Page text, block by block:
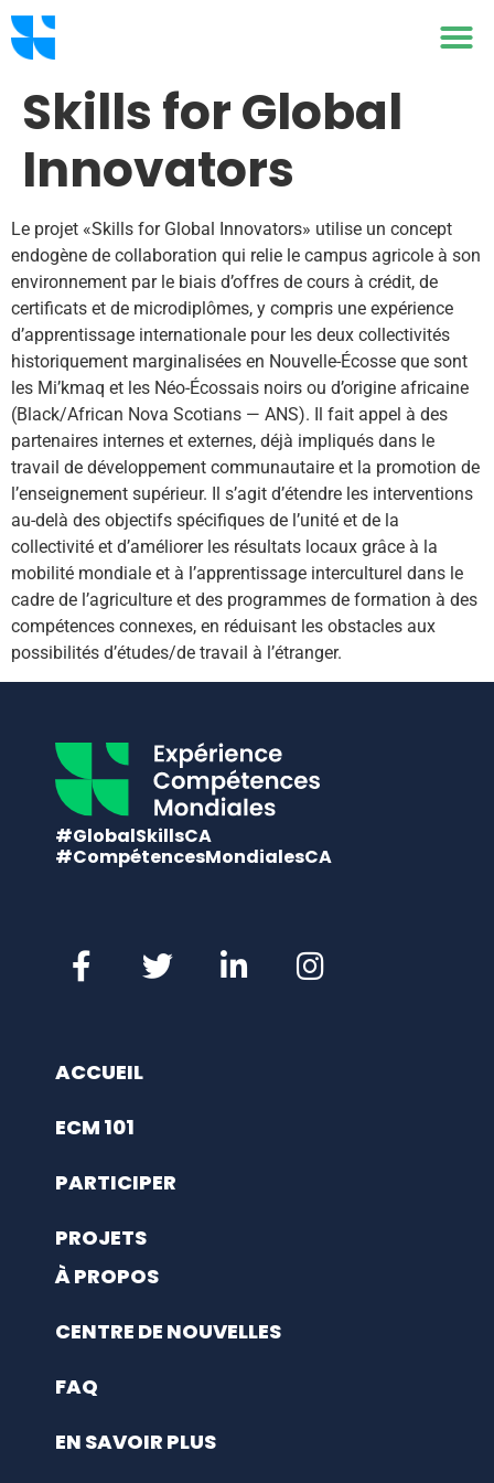
Skills for Global
Innovators
Le projet «Skills for Global Innovators» utilise un concept
endogène de collaboration qui relie le campus agricole à son
environnement par le biais d’offres de cours à crédit, de
certificats et de microdiplômes, y compris une expérience
d’apprentissage internationale pour les deux collectivités
historiquement marginalisées en Nouvelle-Écosse que sont
les Mi’kmaq et les Néo-Écossais noirs ou d’origine africaine
(Black/African Nova Scotians — ANS). Il fait appel à des
partenaires internes et externes, déjà impliqués dans le
travail de développement communautaire et la promotion de
l’enseignement supérieur. Il s’agit d’étendre les interventions
au-delà des objectifs spécifiques de l’unité et de la
collectivité et d’améliorer les résultats locaux grâce à la
mobilité mondiale et à l’apprentissage interculturel dans le
cadre de l’agriculture et des programmes de formation à des
compétences connexes, en réduisant les obstacles aux
possibilités d’études/de travail à l’étranger.
#GlobalSkillsCA
#CompétencesMondialesCA
ACCUEIL
ECM 101
PARTICIPER
PROJETS
À PROPOS
CENTRE DE NOUVELLES
FAQ
EN SAVOIR PLUS